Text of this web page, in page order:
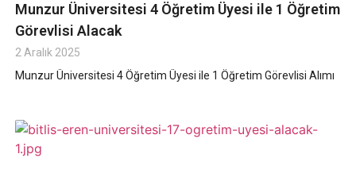
Munzur Üniversitesi 4 Öğretim Üyesi ile 1 Öğretim
Görevlisi Alacak
2 Aralık 2025
Munzur Üniversitesi 4 Öğretim Üyesi ile 1 Öğretim Görevlisi Alımı